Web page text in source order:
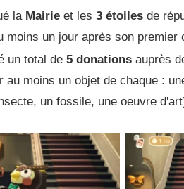
la Mairie et les 3 étoiles de
moins un jour après son premier
un total de 5 donations auprès
au moins un objet de chaque :
un fossile, une oeuvre